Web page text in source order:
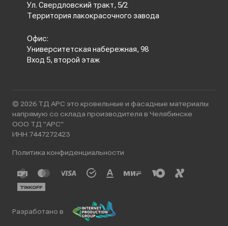
Ул. Свердловский тракт, 5/2
Территория лакокрасочного завода
Офис:
Университетская набережная, 98
Вход 5, второй этаж
© 2026 ТД АРС это кровельные и фасадные материалы
напрямую со склада производителя в Челябинске
ООО ТД "АРС"
ИНН 7447272423
Политика конфиденциальности
Разработано в